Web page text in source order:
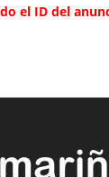
el ID del